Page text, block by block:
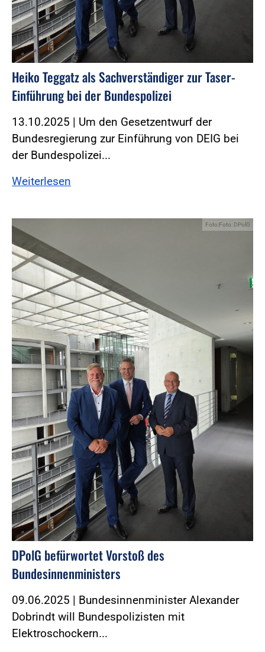
Heiko Teggatz als Sachverständiger zur Taser-
Einführung bei der Bundespolizei
13.10.2025 | Um den Gesetzentwurf der
Bundesregierung zur Einführung von DEIG bei
der Bundespolizei...
Weiterlesen
Foto:Foto: DPolG
DPolG befürwortet Vorstoß des
Bundesinnenministers
09.06.2025 | Bundesinnenminister Alexander
Dobrindt will Bundespolizisten mit
Elektroschockern...